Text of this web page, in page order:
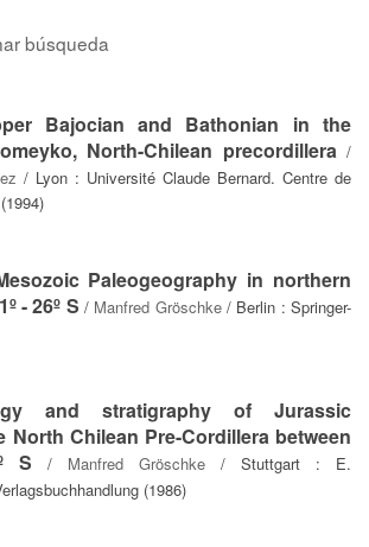
búsqueda
Bajocian and Bathonian in the
North-Chilean precordillera/
/ Lyon : Université Claude Bernard. Centre de
Paleogeography in northern
- 26º S / Manfred Gröschke/ Berlin : Springer-
and stratigraphy of Jurassic
North Chilean Pre-Cordillera between
S / Manfred Gröschke / Stuttgart : E.
(1986)